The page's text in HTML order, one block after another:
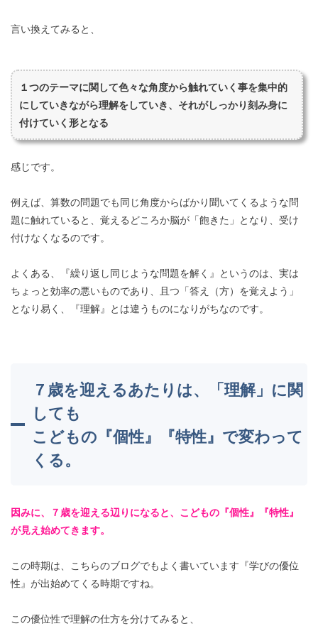
言い換えてみると、
１つのテーマに関して色々な角度から触れていく事を集中的
にしていきながら理解をしていき、それがしっかり刻み身に
付けていく形となる
感じです。
例えば、算数の問題でも同じ角度からばかり聞いてくるような問
題に触れていると、覚えるどころか脳が「飽きた」となり、受け
付けなくなるのです。
よくある、『繰り返し同じような問題を解く』というのは、実は
ちょっと効率の悪いものであり、且つ「答え（方）を覚えよう」
となり易く、『理解』とは違うものになりがちなのです。
７歳を迎えるあたりは、「理解」に関
しても
こどもの『個性』『特性』で変わって
くる。
因みに、７歳を迎える辺りになると、こどもの『個性』『特性』
が見え始めてきます。
この時期は、こちらのブログでもよく書いています『学びの優位
性』が出始めてくる時期ですね。
この優位性で理解の仕方を分けてみると、